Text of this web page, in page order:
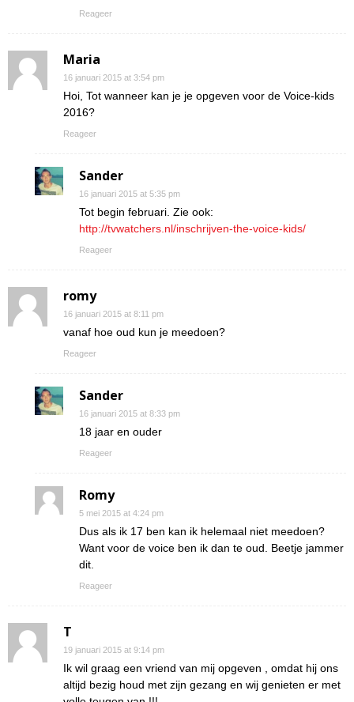
Reageer
Maria
16 januari 2015 at 3:54 pm
Hoi, Tot wanneer kan je je opgeven voor de Voice-kids
2016?
Reageer
Sander
16 januari 2015 at 5:35 pm
Tot begin februari. Zie ook:
http://tvwatchers.nl/inschrijven-the-voice-kids/
Reageer
romy
16 januari 2015 at 8:11 pm
vanaf hoe oud kun je meedoen?
Reageer
Sander
16 januari 2015 at 8:33 pm
18 jaar en ouder
Reageer
Romy
5 mei 2015 at 4:24 pm
Dus als ik 17 ben kan ik helemaal niet meedoen?
Want voor de voice ben ik dan te oud. Beetje jammer
dit.
Reageer
T
19 januari 2015 at 9:14 pm
Ik wil graag een vriend van mij opgeven , omdat hij ons
altijd bezig houd met zijn gezang en wij genieten er met